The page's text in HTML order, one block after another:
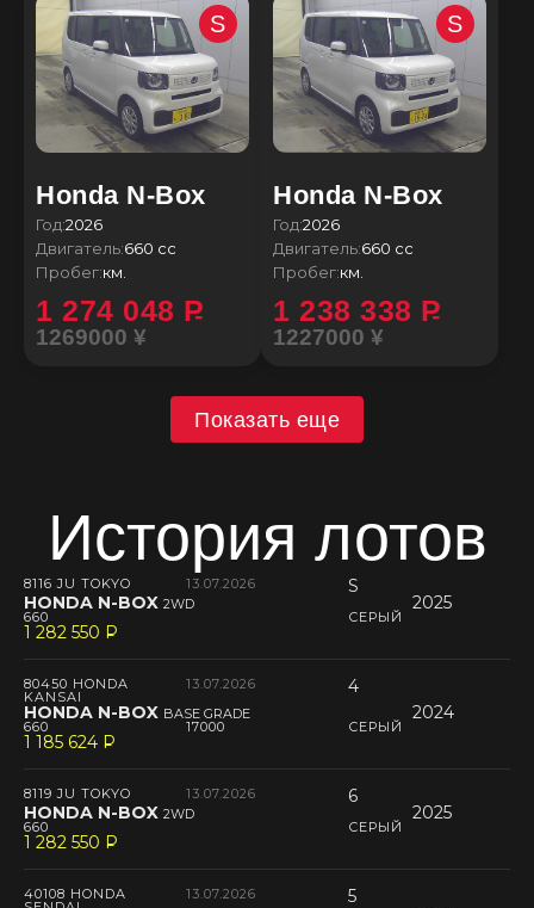
Honda N-Box
S
Год:2026
Двигатель:660 сс
Пробег:км.
1 274 048 P
1269000 ¥
Honda N-Box
S
Год:2026
Двигатель:660 сс
Пробег:км.
1 238 338 P
1227000 ¥
Показать еще
История лотов
8116 JU TOKYO 13.07.2026 S
HONDA N-BOX 2WD 2025
660 СЕРЫЙ
1 282 550 P
--
80450 HONDA
KANSAI
13.07.2026
4
HONDA N-BOX BASE GRADE 2024
660 17000 СЕРЫЙ
1 185 624 P
--
8119 JU TOKYO 13.07.2026 6
HONDA N-BOX 2WD 2025
660 СЕРЫЙ
1 282 550 P
--
40108 HONDA 13.07.2026
5